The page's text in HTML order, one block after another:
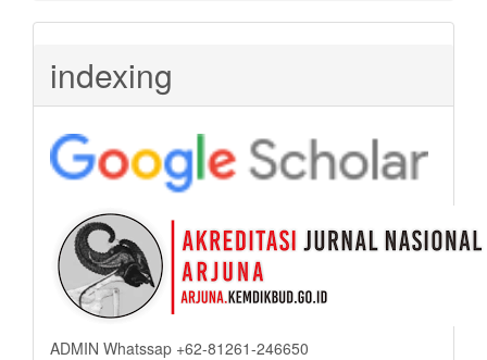
indexing
ADMIN Whatssap +62-81261-246650